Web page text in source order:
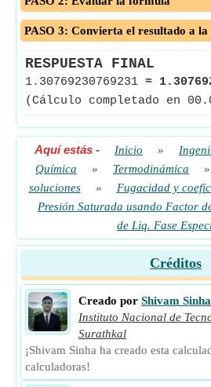
PASO 3: Convierta el resultado a la
RESPUESTA FINAL
1.30769230769231 ≈
(Cálculo completado en
Aquí estás - Inicio »
Química
» Termodinámica »
soluciones
» Fugacidad y
Presión Saturada usando Factor
de Liq. Fase
Créditos
Creado por Shivam Sinha
Instituto Nacional de
Surathkal
¡Shivam Sinha ha creado esta
calculadoras!